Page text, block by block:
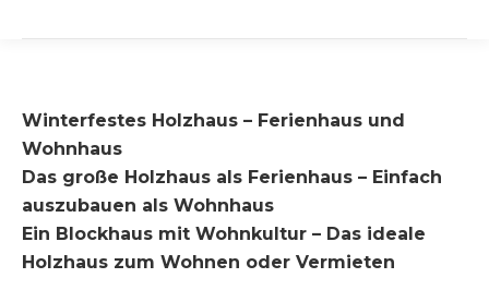
Winterfestes Holzhaus – Ferienhaus und
Wohnhaus
Das große Holzhaus als Ferienhaus – Einfach
auszubauen als Wohnhaus
Ein Blockhaus mit Wohnkultur – Das ideale
Holzhaus zum Wohnen oder Vermieten